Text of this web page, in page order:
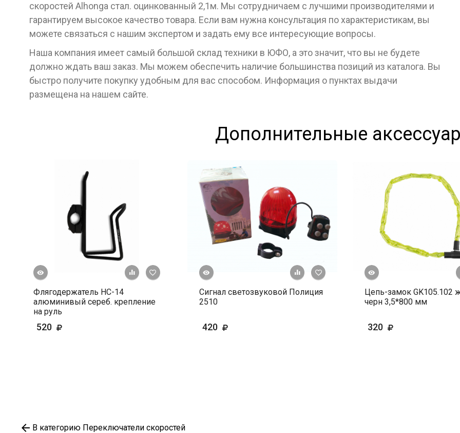
скоростей Alhonga стал. оцинкованный 2,1м. Мы сотрудничаем с лучшими производителями и
гарантируем высокое качество товара. Если вам нужна консультация по характеристикам, вы
можете связаться с нашим экспертом и задать ему все интересующие вопросы.
Наша компания имеет самый большой склад техники в ЮФО, а это значит, что вы не будете
должно ждать ваш заказ. Мы можем обеспечить наличие большинства позиций из каталога. Вы
быстро получите покупку удобным для вас способом. Информация о пунктах выдачи
размещена на нашем сайте.
Дополнительные
+ К сравнению
В избранное
Флягодержатель HС-14
алюминивый сереб. крепление
на руль
520
+ К сравнению
В избранное
Быстрый просмотр
Сигнал светозвуковой Полиция
2510
420
Быстрый просмотр
Цепь-замок GK105.102
черн 3,5*800 мм
320
В категорию Переключатели скоростей